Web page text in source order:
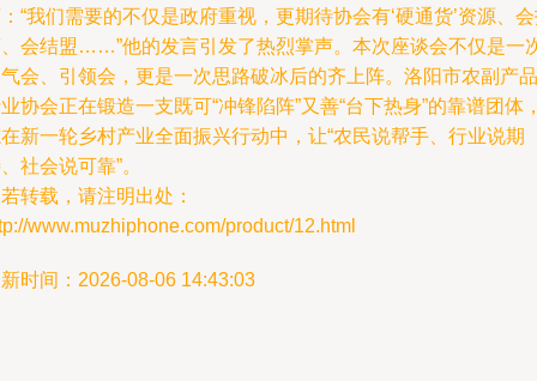
“我们需要的不仅是政府重视，更期待协会有‘硬通货’资源、
会结盟……”他的发言引发了热烈掌声。本次座谈会不仅是一
会、引领会，更是一次思路破冰后的齐上阵。洛阳市农副产品
协会正在锻造一支既可“冲锋陷阵”又善“台下热身”的靠谱团体
新一轮乡村产业全面振兴行动中，让“农民说帮手、行业说期
社会说可靠”。
转载，请注明出处：
www.muzhiphone.com/product/12.html
时间：2026-08-06 14:43:03